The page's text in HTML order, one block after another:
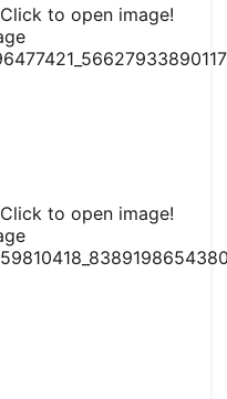
Click to open image!
Click to open image!